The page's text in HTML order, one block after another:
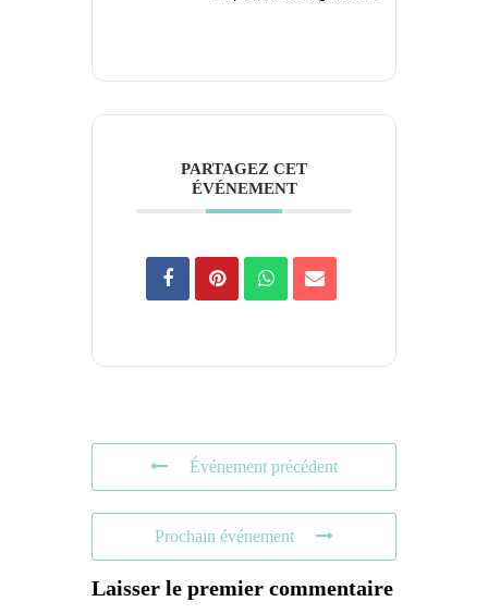
PARTAGEZ CET
ÉVÉNEMENT
Événement précédent
Prochain événement
Laisser le premier commentaire